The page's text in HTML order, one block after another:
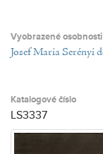
Vyobrazené osobnosti
Josef Maria Serényi
Katalogové číslo
LS3337